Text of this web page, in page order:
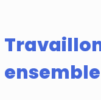
ensemble